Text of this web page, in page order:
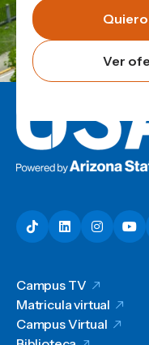
Ver
Campus TV
Matricula virtual
Campus Virtual